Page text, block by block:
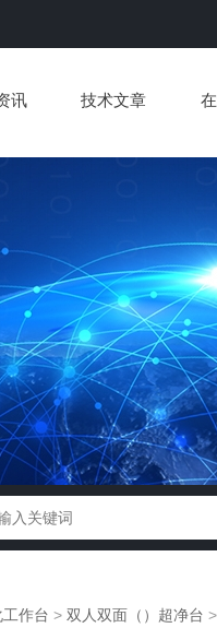
讯 技术文章
作台 > 双人双面（）超净台